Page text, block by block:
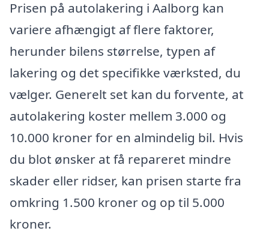
Prisen på autolakering i Aalborg kan
variere afhængigt af flere faktorer,
herunder bilens størrelse, typen af
lakering og det specifikke værksted, du
vælger. Generelt set kan du forvente, at
autolakering koster mellem 3.000 og
10.000 kroner for en almindelig bil. Hvis
du blot ønsker at få repareret mindre
skader eller ridser, kan prisen starte fra
omkring 1.500 kroner og op til 5.000
kroner.